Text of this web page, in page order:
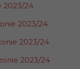
2023/24
2023/24
2023/24
2023/24